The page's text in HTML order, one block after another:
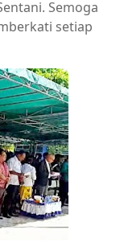
Semoga
setiap